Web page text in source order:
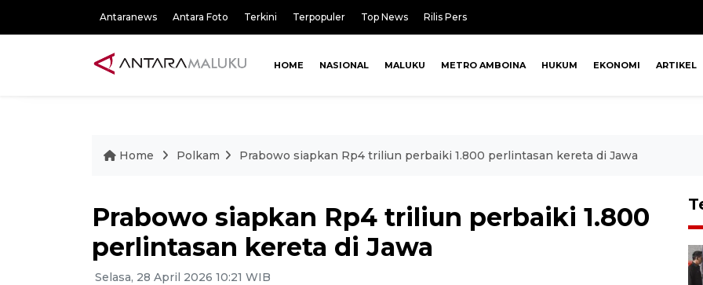
Antaranews Antara Foto Terkini Terpopuler Top News Rilis Pers
HOME NASIONAL MALUKU METRO AMBOINA HUKUM EKONOMI ARTIKEL
Home Polkam Prabowo siapkan Rp4 triliun perbaiki 1.800 perlintasan kereta di Jawa
Prabowo siapkan Rp4 triliun perbaiki 1.800
perlintasan kereta di Jawa
Selasa, 28 April 2026 10:21 WIB